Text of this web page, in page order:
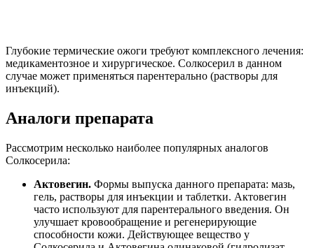
Глубокие термические ожоги требуют комплексного лечения:
медикаментозное и хирургическое. Солкосерил в данном
случае может применяться парентерально (растворы для
инъекций).
Аналоги препарата
Рассмотрим несколько наиболее популярных аналогов
Солкосерила:
Актовегин. Формы выпуска данного препарата: мазь,
гель, растворы для инъекции и таблетки. Актовегин
часто используют для парентерального введения. Он
улучшает кровообращение и регенерирующие
способности кожи. Действующее вещество у